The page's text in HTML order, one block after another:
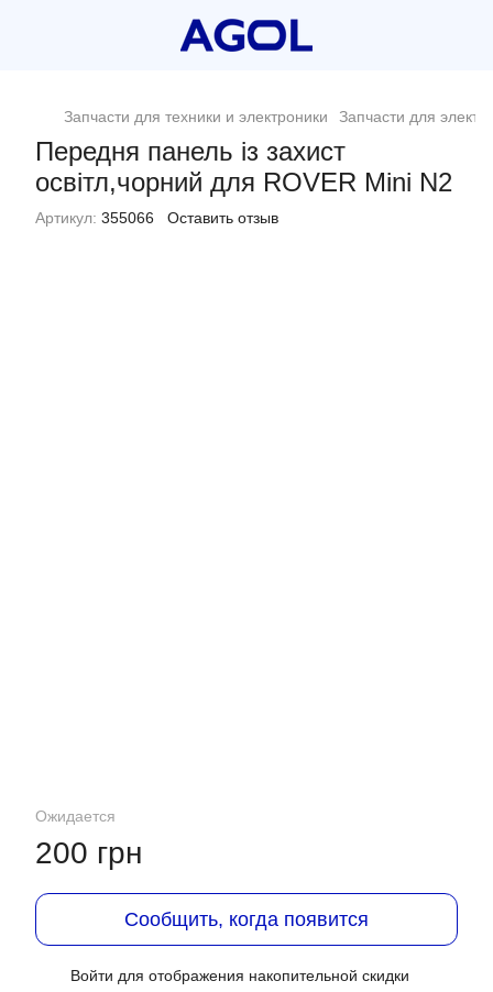
Запчасти для техники и электроники Запчасти для
Передня панель із захист
освітл,чорний для ROVER Mini N2
Артикул: 355066 Оставить отзыв
Ожидается
200 грн
Сообщить, когда появится
Войти для отображения накопительной скидки